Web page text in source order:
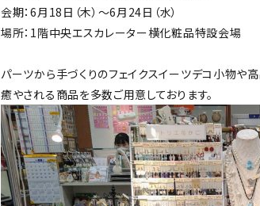
会期：6月18日（木）～6月24日（水）
場所：1階中央エスカレーター横化粧品特設会場
パーツから手づくりのフェイクスイーツデコ小物や
癒やされる商品を多数ご用意しております。